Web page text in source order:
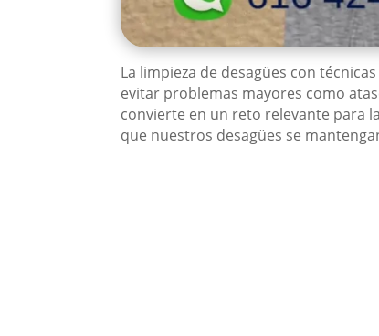
La limpieza de desagües con
evitar problemas mayores como
convierte en un reto relevante para
que nuestros desagües se